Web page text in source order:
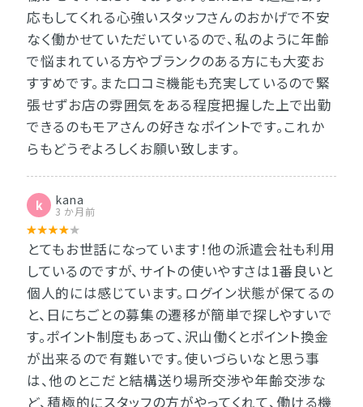
応もしてくれる心強いスタッフさんのおかげで不安
なく働かせていただいているので、私のように年齢
で悩まれている方やブランクのある方にも大変お
すすめです。また口コミ機能も充実しているので緊
張せずお店の雰囲気をある程度把握した上で出勤
できるのもモアさんの好きなポイントです。これか
らもどうぞよろしくお願い致します。
k kana
3 か月前
とてもお世話になっています！他の派遣会社も利用
しているのですが、サイトの使いやすさは1番良いと
個人的には感じています。ログイン状態が保てるの
と、日にちごとの募集の遷移が簡単で探しやすいで
す。ポイント制度もあって、沢山働くとポイント換金
が出来るので有難いです。使いづらいなと思う事
は、他のとこだと結構送り場所交渉や年齢交渉な
ど、積極的にスタッフの方がやってくれて、働ける機